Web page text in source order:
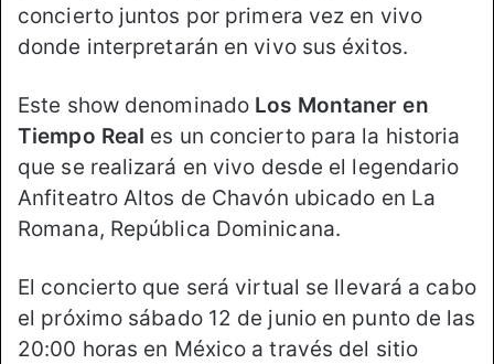
concierto juntos por primera vez en vivo
donde interpretarán en vivo sus éxitos.
Este show denominado Los Montaner en
Tiempo Real es un concierto para la historia
que se realizará en vivo desde el legendario
Anfiteatro Altos de Chavón ubicado en La
Romana, República Dominicana.
El concierto que será virtual se llevará a cabo
el próximo sábado 12 de junio en punto de las
20:00 horas en México a través del sitio